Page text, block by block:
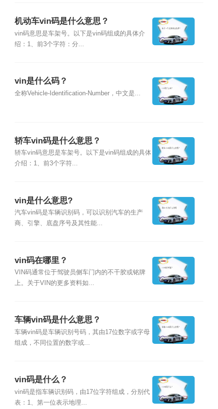
机动车vin码是什么意思？
vin码意思是车架号。以下是vin码组成的具体介
绍：1、前3个字符：分...
vin是什么码？
全称Vehicle-Identification-Number，中文是...
轿车vin码是什么意思？
轿车vin码意思是车架号。以下是vin码组成的具体
介绍：1、前3个字符...
vin是什么意思?
汽车vin码是车辆识别码，可以识别汽车的生产
商、引擎、底盘序号及其性能...
vin码在哪里？
VIN码通常位于驾驶员侧车门内的不干胶或铭牌
上。关于VIN的更多资料如...
车辆vin码是什么意思？
车辆vin码是车辆识别号码，其由17位数字或字母
组成，不同位置的数字或...
vin码是什么？
vin码是指车辆识别码，由17位字符组成，分别代
表：1、第一位表示地理...